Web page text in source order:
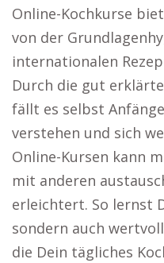
Online-Kochkurse
von der
internationalen
Durch die gut
fällt es selbst
verstehen und sich
Online-Kursen kann
mit anderen
erleichtert. So lernst
sondern auch
die Dein tägliches